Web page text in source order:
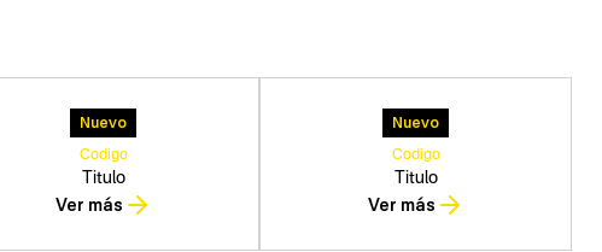
Nuevo
Titulo
Codigo
Ver más
Nuevo
Titulo
Codigo
Ver más